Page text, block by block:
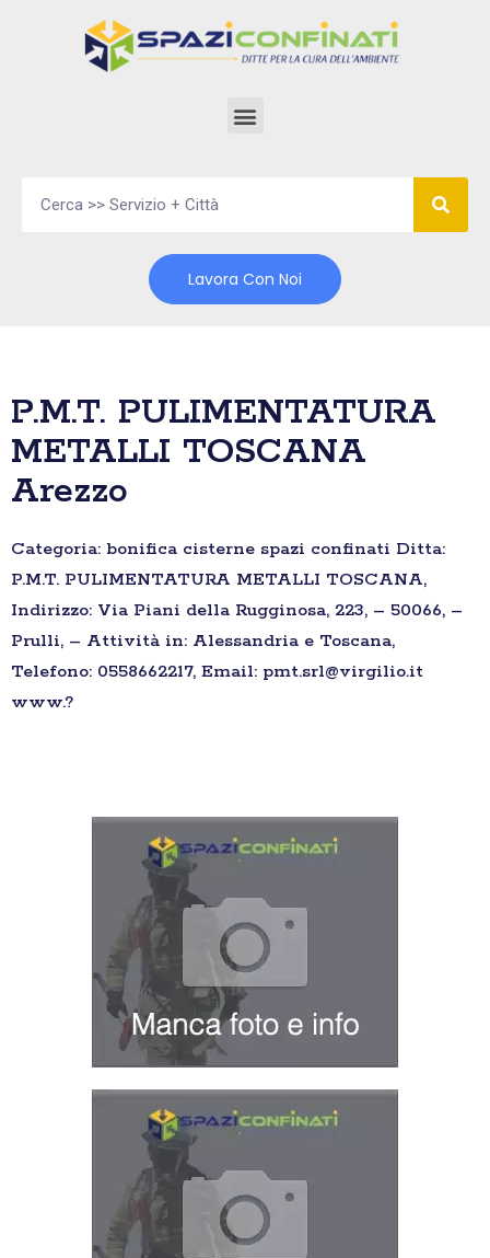
Lavora Con Noi
P.M.T. PULIMENTATURA
METALLI TOSCANA
Arezzo
Categoria: bonifica cisterne spazi confinati Ditta:
P.M.T. PULIMENTATURA METALLI TOSCANA,
Indirizzo: Via Piani della Rugginosa, 223, – 50066, –
Prulli, – Attività in: Alessandria e Toscana,
Telefono: 0558662217, Email: pmt.srl@virgilio.it
www.?